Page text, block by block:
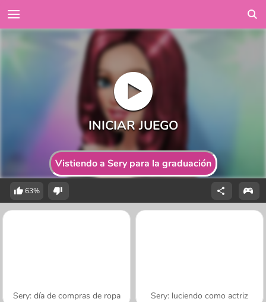
Vistiendo a Sery para la graduación
63%
Sery: día de compras de ropa Sery: luciendo como actriz